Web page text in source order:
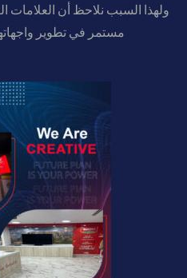
ولهذا السبب نلاحظ أن العلامات
مستمر في تطوير